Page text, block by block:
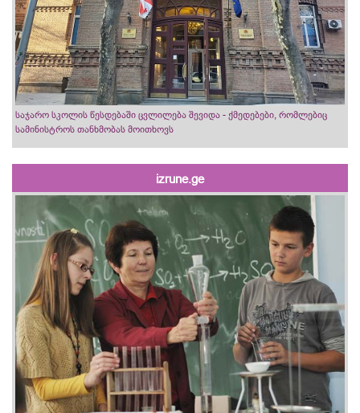
საჯარო სკოლის წესდებაში ცვლილება შევიდა - ქმედებები, რომლებიც
სამინისტროს თანხმობას მოითხოვს
izrune.ge